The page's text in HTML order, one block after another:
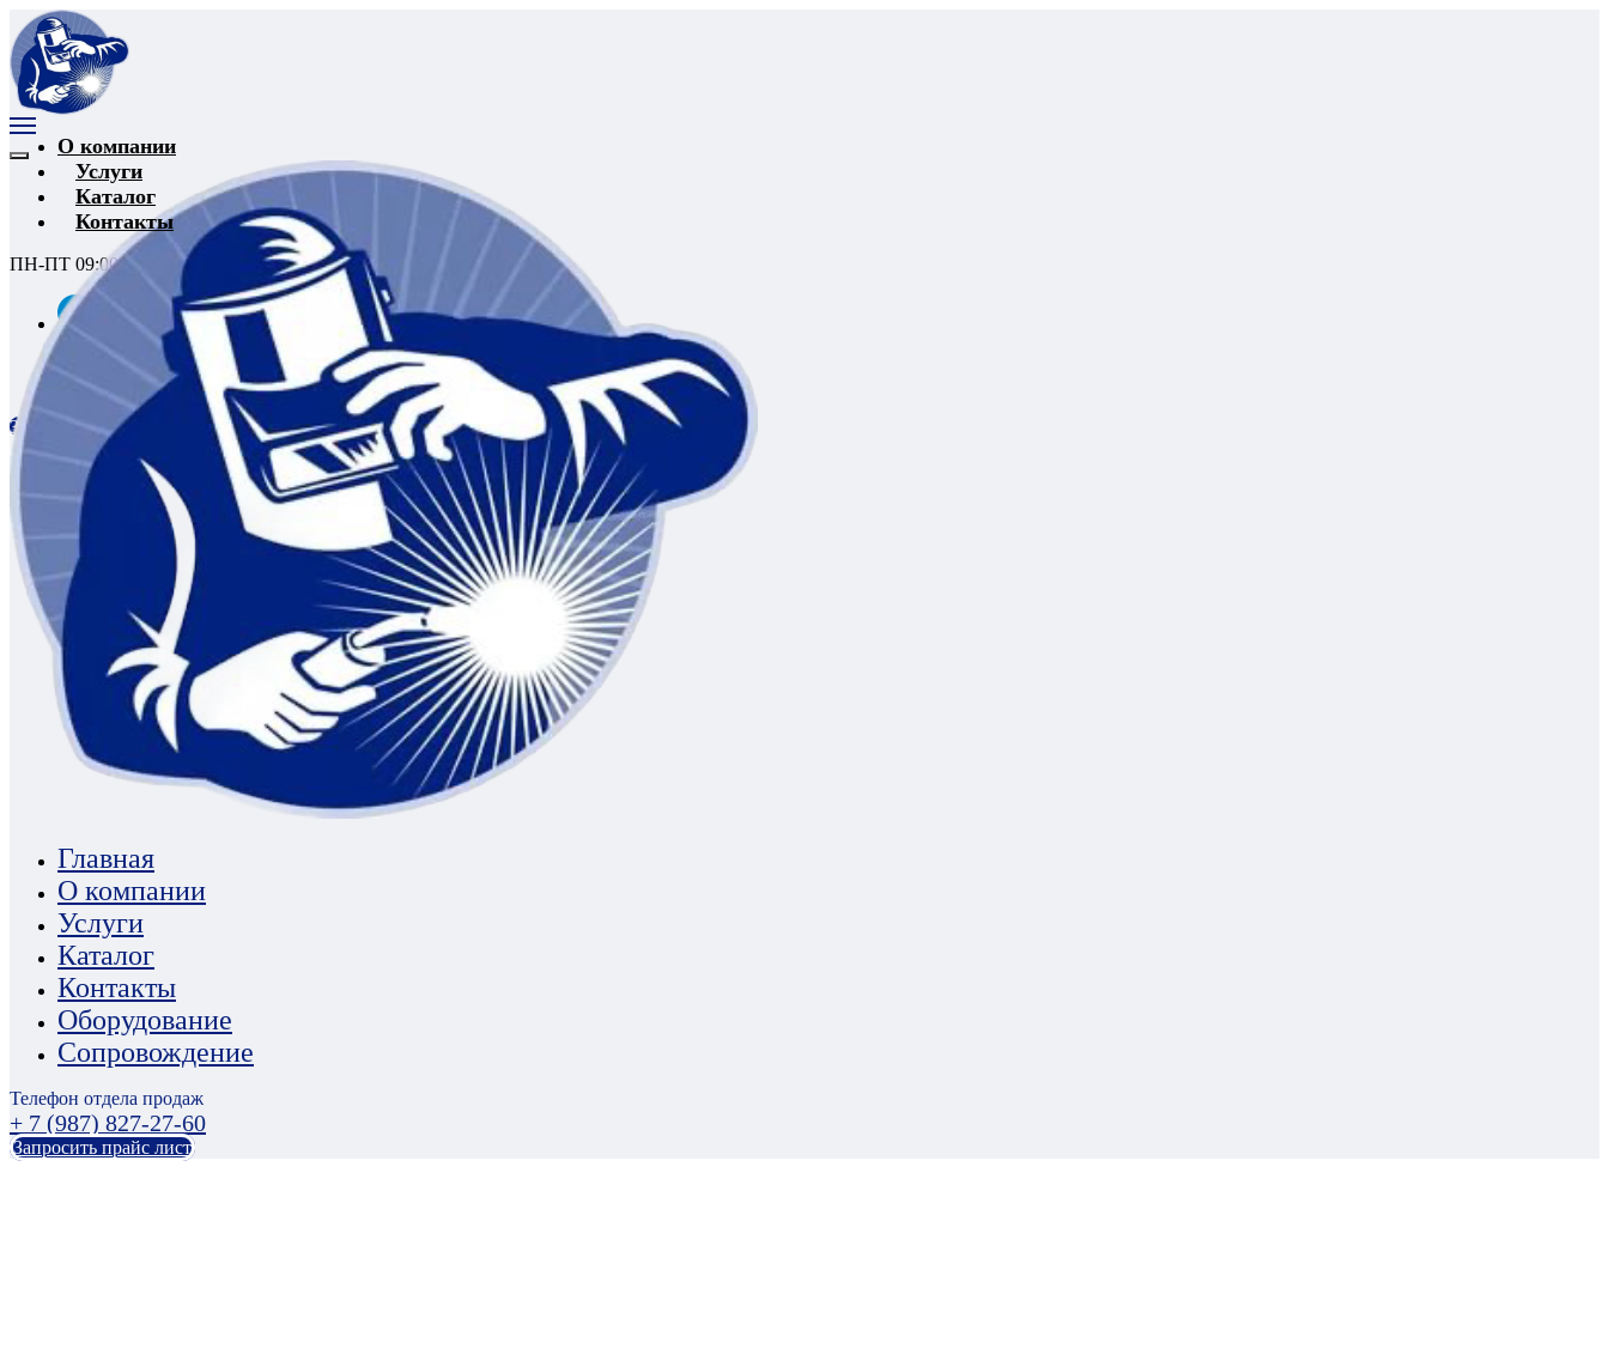
О компании
Услуги
Каталог
Контакты
ПН-ПТ 09:00-18:00 |+ 7 (987) 827-27-60
Запросить прайс лист
Главная
О компании
Услуги
Каталог
Контакты
Оборудование
Сопровождение
Телефон отдела продаж
+ 7 (987) 827-27-60
Запросить прайс лист